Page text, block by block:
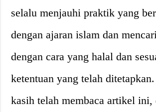
selalu menjauhi praktik yang
dengan ajaran islam dan
dengan cara yang halal dan
ketentuan yang telah
kasih telah membaca artikel ini,